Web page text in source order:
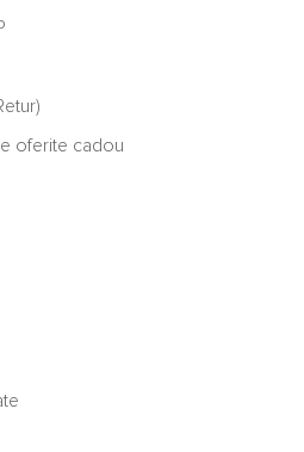
oferite cadou